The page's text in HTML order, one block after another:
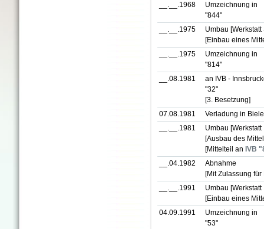
__.__.1968
Umzeichnung in
"844"
__.__.1975
Umbau
[Einbau eines
__.__.1975
Umzeichnung in
"814"
__.08.1981
an IVB -
"32"
[3. Besetzung]
07.08.1981
Verladung in
__.__.1981
Umbau [Werkstatt
[Ausbau des
[Mittelteil an IVB
__.04.1982
Abnahme
[Mit Zulassung
__.__.1991
Umbau [Werkstatt
[Einbau eines
04.09.1991
Umzeichnung in
"53"